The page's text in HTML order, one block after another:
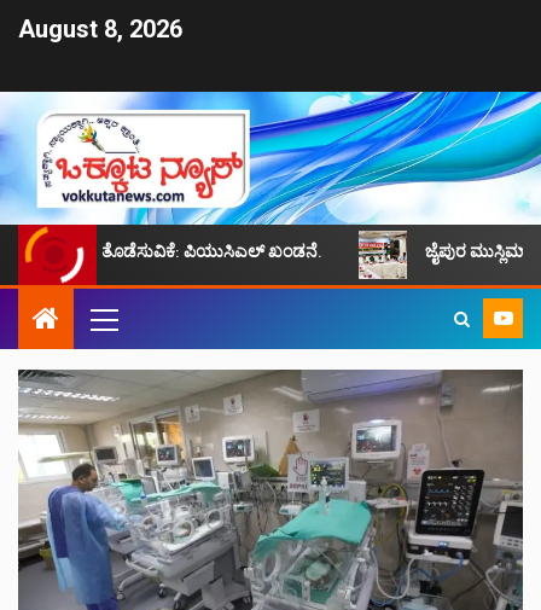
August 8, 2026
ತೊಡೆಸುವಿಕೆ: ಪಿಯುಸಿಎಲ್ ಖಂಡನೆ. ಜೈಪುರ ಮುಸ್ಲಿಮ್ ಸಮುದಾಯದ